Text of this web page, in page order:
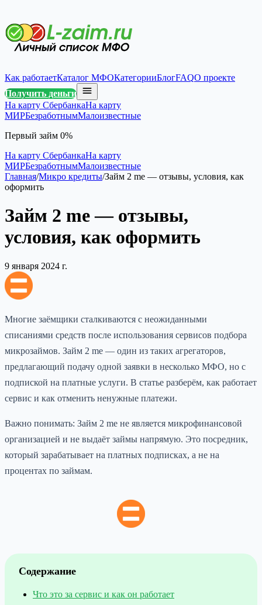
Как работаетКаталог МФОКатегорииБлогFAQО проекте
Получить деньги
На карту СбербанкаНа карту
МИРБезработнымМалоизвестные
Первый займ 0%
На карту СбербанкаНа карту
МИРБезработнымМалоизвестные
Главная/Микро кредиты/Займ 2 me — отзывы, условия, как
оформить
Займ 2 me — отзывы,
условия, как оформить
9 января 2024 г.
Многие заёмщики сталкиваются с неожиданными
списаниями средств после использования сервисов подбора
микрозаймов. Займ 2 me — один из таких агрегаторов,
предлагающий подачу одной заявки в несколько МФО, но с
подпиской на платные услуги. В статье разберём, как работает
сервис и как отменить ненужные платежи.
Важно понимать: Займ 2 me не является микрофинансовой
организацией и не выдаёт займы напрямую. Это посредник,
который зарабатывает на платных подписках, а не на
процентах по займам.
Содержание
Что это за сервис и как он работает